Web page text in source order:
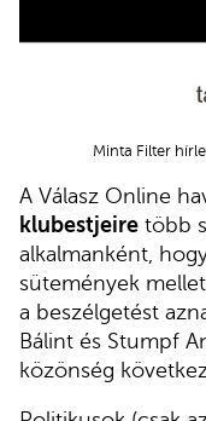
Minta Filter
A Válasz Online
klubestjeire több
alkalmanként,
sütemények
a beszélgetést
Bálint és Stumpf
közönség